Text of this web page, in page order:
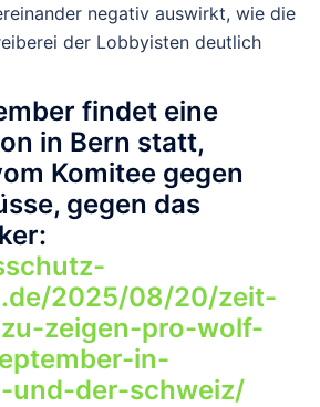
negativ auswirkt, wie die
der Lobbyisten deutlich
findet eine
in Bern statt,
Komitee gegen
gegen das
2025/08/20/zeit-
zeigen-pro-wolf-
in-
und-der-schweiz/